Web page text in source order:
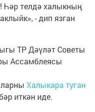
Һәр телдә халыкның
- дип язган
ТР Дәүләт Советы
Ассамблеясы
Халыкара туган
иткән иде.